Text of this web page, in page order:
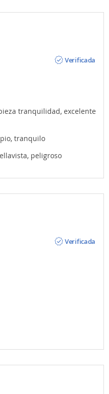
Verificada
tranquilidad, excelente
tranquilo
peligroso
Verificada